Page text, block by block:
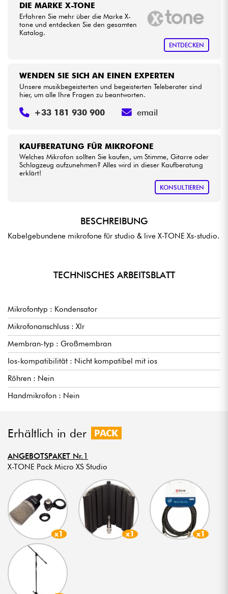
Sehen Sie sich unsere Marken an
• Star MusicLYON
DIE MARKE X-TONE
Erfahren Sie mehr über die Marke X-
tone und entdecken Sie den gesamten
Katalog.
ENTDECKEN
KAUFBERATUNG FÜR MIKROFONE
Welches Mikrofon sollten Sie kaufen, um Stimme, Gitarre oder
Schlagzeug aufzunehmen? Alles wird in dieser Kaufberatung
erklärt!
KONSULTIEREN
WENDEN SIE SICH AN EINEN EXPERTEN
Unsere musikbegeisterten und begeisterten Teleberater sind
hier, um alle Ihre Fragen zu beantworten.
+33 181 930 900 email
BESCHREIBUNG
Kabelgebundene mikrofone für studio & live X-TONE Xs-studio.
TECHNISCHES ARBEITSBLATT
Mikrofontyp : Kondensator
Mikrofonanschluss : Xlr
Membran-typ : Großmembran
Ios-kompatibilität : Nicht kompatibel mit ios
Röhren : Nein
Handmikrofon : Nein
Erhältlich in der PACK
ANGEBOTSPAKET Nr.1
X-TONE Pack Micro XS Studio
x1 x1 x1